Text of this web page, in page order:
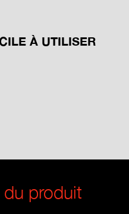
À UTILISER
produit